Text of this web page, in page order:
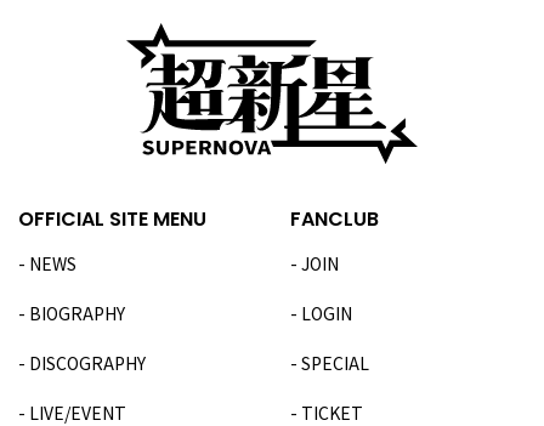
OFFICIAL SITE MENU
NEWS
BIOGRAPHY
DISCOGRAPHY
LIVE/EVENT
FANCLUB
JOIN
LOGIN
SPECIAL
TICKET